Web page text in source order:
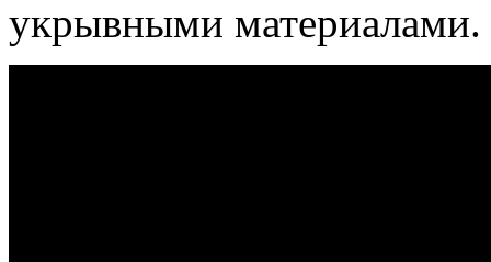
укрывными материалами.